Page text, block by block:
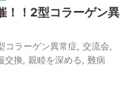
！！2型コラーゲン異
コラーゲン異常症 交流会
交換 親睦を深める 難病